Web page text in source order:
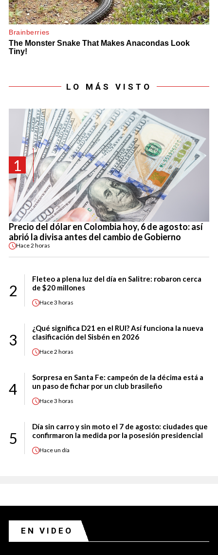
LO MÁS VISTO
1
Precio del dólar en Colombia hoy, 6 de agosto: así
abrió la divisa antes del cambio de Gobierno
Hace2 horas
2
Fleteo a plena luz del día en Salitre: robaron cerca
de $20 millones
Hace3 horas
3
¿Qué significa D21 en el RUI? Así funciona la nueva
clasificación del Sisbén en 2026
Hace2 horas
4
Sorpresa en Santa Fe: campeón de la décima está a
un paso de fichar por un club brasileño
Hace3 horas
5
Día sin carro y sin moto el 7 de agosto: ciudades que
confirmaron la medida por la posesión presidencial
Haceun día
EN VIDEO